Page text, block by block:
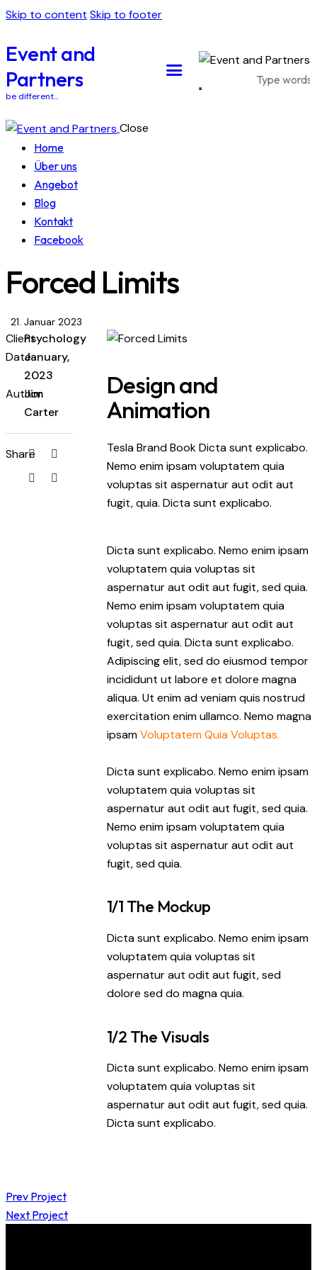
Skip to content Skip to footer
Event and
Partners
be different…
Close
Home
Über uns
Angebot
Blog
Kontakt
Facebook
Forced Limits
21. Januar 2023
ClientPsychology
DateJanuary,
2023
Author
Jim
Carter
Share
Design and
Animation
Tesla Brand Book Dicta sunt explicabo.
Nemo enim ipsam voluptatem quia
voluptas sit aspernatur aut odit aut
fugit, quia. Dicta sunt explicabo.
Dicta sunt explicabo. Nemo enim ipsam
voluptatem quia voluptas sit
aspernatur aut odit aut fugit, sed quia.
Nemo enim ipsam voluptatem quia
voluptas sit aspernatur aut odit aut
fugit, sed quia. Dicta sunt explicabo.
Adipiscing elit, sed do eiusmod tempor
incididunt ut labore et dolore magna
aliqua. Ut enim ad veniam quis nostrud
exercitation enim ullamco. Nemo magna
ipsamVoluptatem Quia Voluptas.
Dicta sunt explicabo. Nemo enim ipsam
voluptatem quia voluptas sit
aspernatur aut odit aut fugit, sed quia.
Nemo enim ipsam voluptatem quia
voluptas sit aspernatur aut odit aut
fugit, sed quia.
1/1 The Mockup
Dicta sunt explicabo. Nemo enim ipsam
voluptatem quia voluptas sit
aspernatur aut odit aut fugit, sed
dolore sed do magna quia.
1/2 The Visuals
Dicta sunt explicabo. Nemo enim ipsam
voluptatem quia voluptas sit
aspernatur aut odit aut fugit, sed quia.
Dicta sunt explicabo.
Prev Project
Next Project